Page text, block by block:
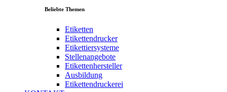
Beliebte Themen
Etiketten
Etikettendrucker
Etikettiersysteme
Stellenangebote
Etikettenhersteller
Ausbildung
Etikettendruckerei